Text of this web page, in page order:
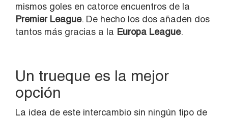
mismos goles en catorce encuentros de la
Premier League. De hecho los dos añaden dos
tantos más gracias a la Europa League.
Un trueque es la mejor
opción
La idea de este intercambio sin ningún tipo de